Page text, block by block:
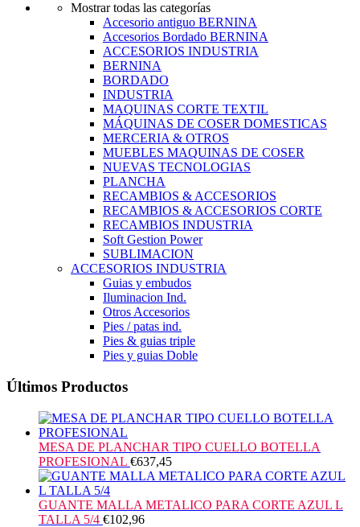
Mostrar todas las categorías
Accesorio antiguo BERNINA
Accesorios Bordado BERNINA
ACCESORIOS INDUSTRIA
BERNINA
BORDADO
INDUSTRIA
MAQUINAS CORTE TEXTIL
MÁQUINAS DE COSER DOMESTICAS
MERCERIA & OTROS
MUEBLES MAQUINAS DE COSER
NUEVAS TECNOLOGIAS
PLANCHA
RECAMBIOS & ACCESORIOS
RECAMBIOS & ACCESORIOS CORTE
RECAMBIOS INDUSTRIA
Soft Gestion Power
SUBLIMACION
ACCESORIOS INDUSTRIA
Guias y embudos
Iluminacion Ind.
Otros Accesorios
Pies / patas ind.
Pies & guias triple
Pies y guias Doble
Últimos Productos
MESA DE PLANCHAR TIPO CUELLO BOTELLA
PROFESIONAL €637,45
GUANTE MALLA METALICO PARA CORTE AZUL L
TALLA 5/4 €102,96